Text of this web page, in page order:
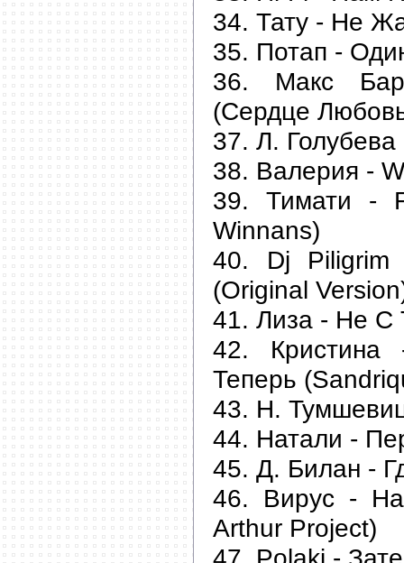
34. Тату - Не
35. Потап -
36. Макс
(Сердце
37. Л.
38. Валерия -
39. Тимати -
Winnans)
40. Dj
(Original
41. Лиза - Не С
42.
Теперь
43. Н.
44. Натали -
45. Д. Билан -
46. Вирус -
Arthur Project)